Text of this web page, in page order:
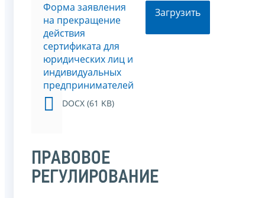
Форма заявления
на прекращение
действия
сертификата для
юридических лиц и
индивидуальных
предпринимателей
DOCX (61 KB)
Загрузить
ПРАВОВОЕ
РЕГУЛИРОВАНИЕ